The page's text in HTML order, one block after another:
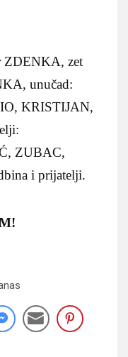
zet
unučad:
KRISTIJAN,
ZUBAC,
i prijatelji.